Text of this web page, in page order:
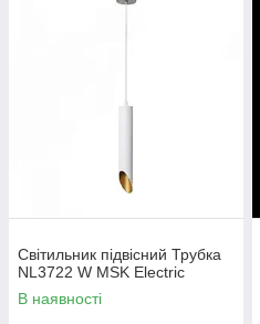
Світильник підвісний Трубка
NL3722 W MSK Electric
В наявності